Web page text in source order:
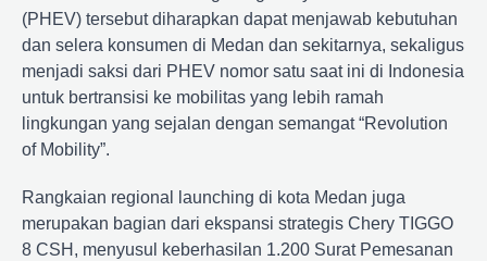
(PHEV) tersebut diharapkan dapat menjawab kebutuhan
dan selera konsumen di Medan dan sekitarnya, sekaligus
menjadi saksi dari PHEV nomor satu saat ini di Indonesia
untuk bertransisi ke mobilitas yang lebih ramah
lingkungan yang sejalan dengan semangat “Revolution
of Mobility”.
Rangkaian regional launching di kota Medan juga
merupakan bagian dari ekspansi strategis Chery TIGGO
8 CSH, menyusul keberhasilan 1.200 Surat Pemesanan